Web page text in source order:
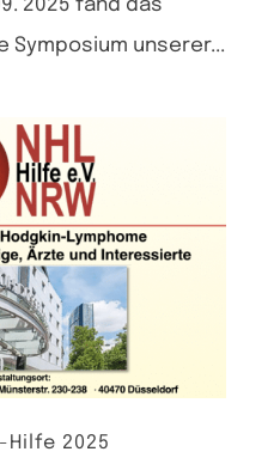
2025 fand das
Symposium unserer...
Hilfe 2025